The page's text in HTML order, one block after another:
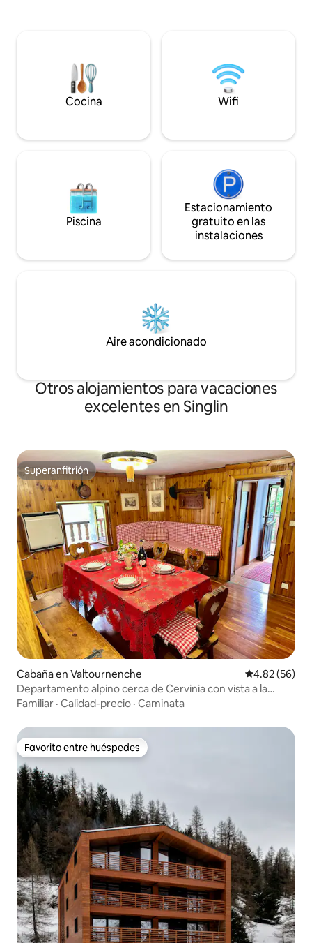
tranquilas, tanto en raquetas de nieve
como en esquí.
Sauna privada al
Cocina Wifi
Piscina
Estacionamiento
gratuito en las
instalaciones
Aire acondicionado
Otros alojamientos para vacaciones
excelentes en Singlin
Superanfitrión
Superanfitrión
Cabaña en Valtournenche Calificación
4.82 (56)
Departamento alpino cerca de Cervinia con vista a la
montaña
Familiar · Calidad-precio · Caminata
Favorito entre huéspedes
Favorito entre huéspedes